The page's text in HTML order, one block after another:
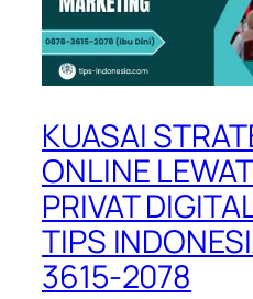
KUASAI
ONLINE
PRIVAT
TIPS
3615-2078